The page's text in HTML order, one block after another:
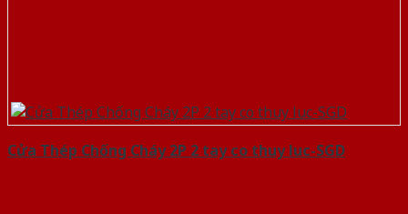
Cửa Thép Chống Cháy 2P 2 tay co thuy luc-SGD